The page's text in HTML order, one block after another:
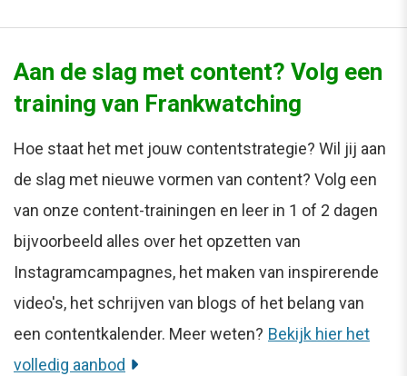
Aan de slag met content? Volg een
training van Frankwatching
Hoe staat het met jouw contentstrategie? Wil jij aan
de slag met nieuwe vormen van content? Volg een
van onze content-trainingen en leer in 1 of 2 dagen
bijvoorbeeld alles over het opzetten van
Instagramcampagnes, het maken van inspirerende
video's, het schrijven van blogs of het belang van
een contentkalender. Meer weten? Bekijk hier het
volledig aanbod